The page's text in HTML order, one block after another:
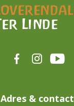
Adres & contact